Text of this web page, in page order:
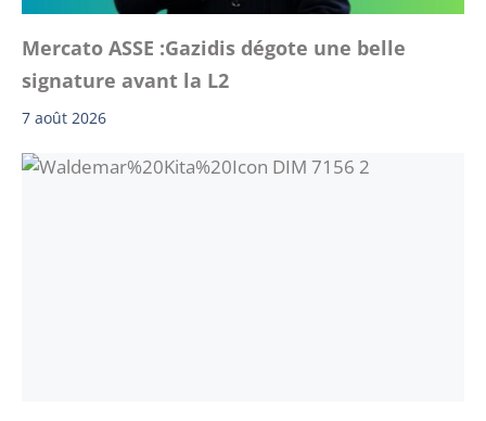
Mercato ASSE :Gazidis dégote une belle
signature avant la L2
7 août 2026